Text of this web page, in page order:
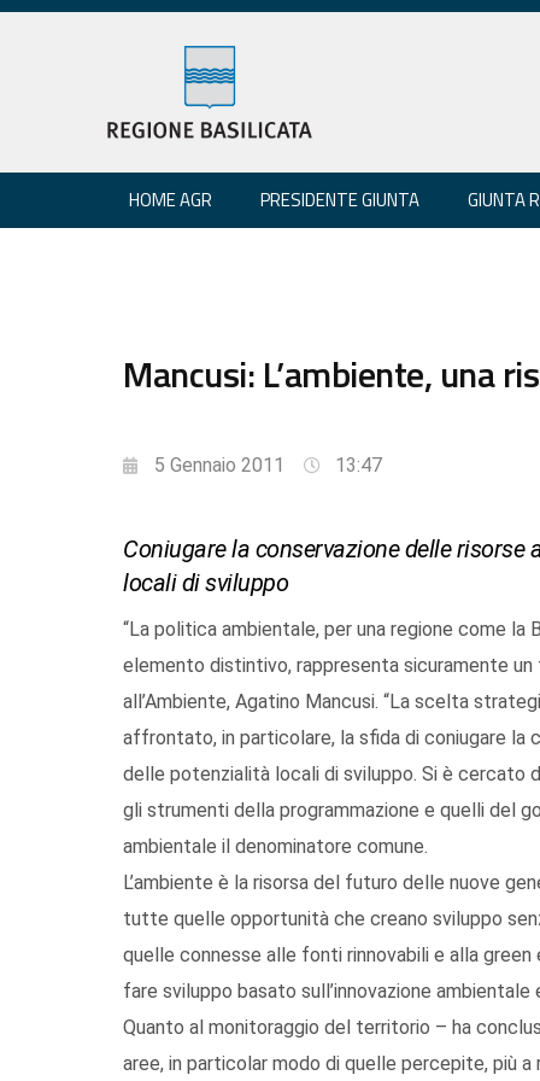
HOME AGR PRESIDENTE GIUNTA GIUNTA
Mancusi: L’ambiente, una
5 Gennaio 2011 13:47
Coniugare la conservazione delle
locali di sviluppo
“La politica ambientale, per una regione come
elemento distintivo, rappresenta sicuramente
all’Ambiente, Agatino Mancusi. “La scelta
affrontato, in particolare, la sfida di coniugare la
delle potenzialità locali di sviluppo. Si è cercato
gli strumenti della programmazione e quelli del
ambientale il denominatore comune.
L’ambiente è la risorsa del futuro delle nuove
tutte quelle opportunità che creano sviluppo
quelle connesse alle fonti rinnovabili e alla
fare sviluppo basato sull’innovazione
Quanto al monitoraggio del territorio – ha
aree, in particolar modo di quelle percepite, più